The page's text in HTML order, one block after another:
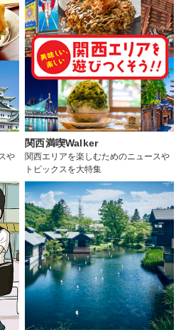
や
関西満喫Walker
関西エリアを楽しむためのニュースや
トピックスを大特集